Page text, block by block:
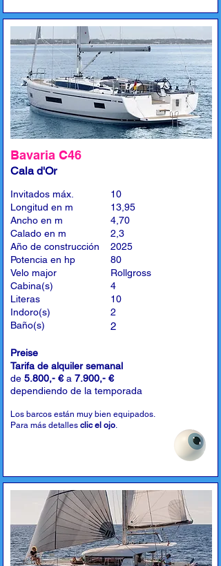
Bavaria C46
Cala d'Or
Invitados máx.
Longitud en m
Ancho en m
Calado en m
Año de construcción
Potencia en hp
Velo major
Cabina(s)
Literas
Indoro(s)
Baño(s)
10
13,95
4,70
2,3
2025
80
Rollgross
4
10
2
2
Preise
Tarifa de alquiler semanal
de 5.800,- €a 7.900,- €
dependiendo de la temporada
Los barcos están muy bien equipados.
Para más detalles clic el ojo.